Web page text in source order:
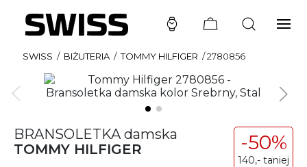
SWISS / BIŻUTERIA / TOMMY HILFIGER /2780856
BRANSOLETKA damska
TOMMY HILFIGER
-50%
140,- taniej